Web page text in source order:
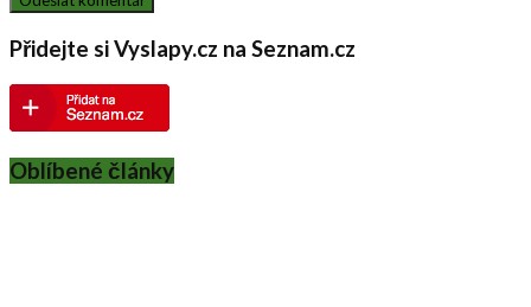
Přidejte si Vyslapy.cz na Seznam.cz
Oblíbené články